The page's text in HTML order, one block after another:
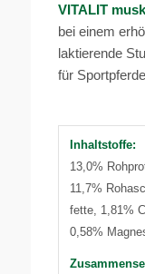
VITALIT
bei einem
laktierende
für
Inhaltstoffe:
13,0%
11,7%
fette, 1,81%
0,58%